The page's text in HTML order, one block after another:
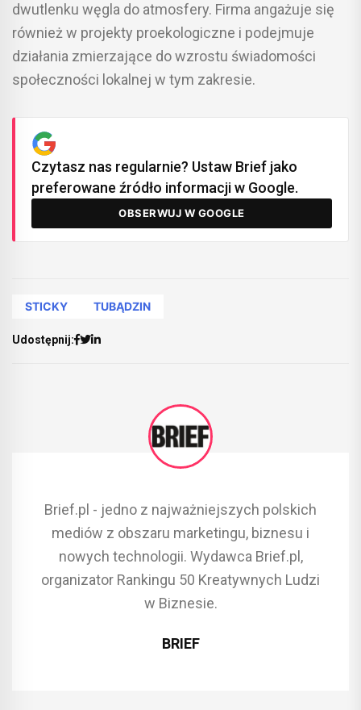
dwutlenku węgla do atmosfery. Firma angażuje się
również w projekty proekologiczne i podejmuje
działania zmierzające do wzrostu świadomości
społeczności lokalnej w tym zakresie.
Czytasz nas regularnie? Ustaw Brief jako
preferowane źródło informacji w Google.
OBSERWUJ W GOOGLE
STICKY TUBĄDZIN
Udostępnij:
Brief.pl - jedno z najważniejszych polskich
mediów z obszaru marketingu, biznesu i
nowych technologii. Wydawca Brief.pl,
organizator Rankingu 50 Kreatywnych Ludzi
w Biznesie.
BRIEF